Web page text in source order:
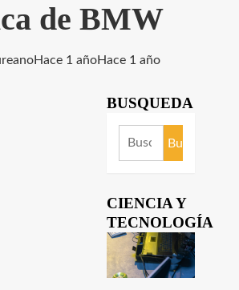
de BMW
Hace 1 añoHace 1 año
BUSQUEDA
Buscar:
CIENCIA Y
TECNOLOGÍA